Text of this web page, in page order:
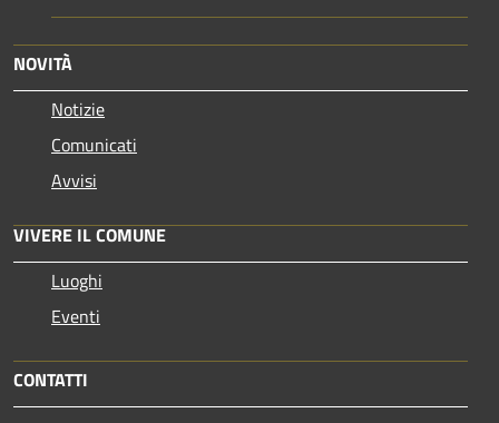
NOVITÀ
Notizie
Comunicati
Avvisi
VIVERE IL COMUNE
Luoghi
Eventi
CONTATTI